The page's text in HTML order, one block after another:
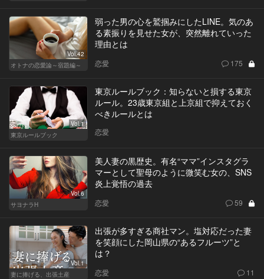
Vol.42
オトナの恋愛論～宿題編～
弱った男の心を鷲掴みにしたLINE。気のあ
る素振りを見せた女が、突然離れていった
理由とは
恋愛 175
Vol.1
東京ルールブック
東京ルールブック：知らないと損する東京
ルール。23歳東京組と上京組で抑えておく
べきルールとは
恋愛
Vol.6
サヨナラH
美人妻の黒歴史。有名“ママ”インスタグラ
マーとして聖母のように微笑む女の、SNS
炎上覚悟の過去
恋愛 59
Vol.1
妻に捧げる、出張土産
出張が多すぎる商社マン。塩対応だった妻
を笑顔にした岡山県の“あるフルーツ”と
は？
恋愛 11